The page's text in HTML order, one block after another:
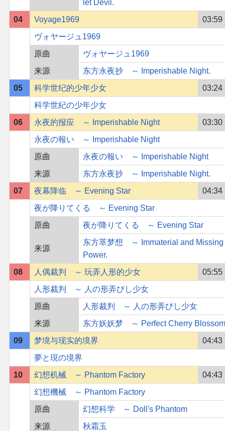
let Devil.
04
Voyage1969
03:59
ヴォヤージュ1969
原曲
ヴォヤージュ1969
来源
东方永夜抄 ～ Imperishable Night.
05
科学世纪的少年少女
03:24
科学世紀の少年少女
06
永夜的报应 ～ Imperishable Night
03:30
永夜の報い ～ Imperishable Night
原曲
永夜の報い ～ Imperishable Night
来源
东方永夜抄 ～ Imperishable Night.
07
夜幕降临 ～ Evening Star
04:34
夜が降りてくる ～ Evening Star
原曲
夜が降りてくる ～ Evening Star
来源
东方萃梦想 ～ Immaterial and Missing
Power.
08
人偶裁判 ～ 玩弄人形的少女
05:55
人形裁判 ～ 人の形弄びし少女
原曲
人形裁判 ～ 人の形弄びし少女
来源
东方妖妖梦 ～ Perfect Cherry
09
梦境与现实的境界
04:43
夢と現の境界
10
幻想机械 ～ Phantom Factory
04:43
幻想機械 ～ Phantom Factory
原曲
幻想科学 ～ Doll's Phantom
来源
秋霜玉